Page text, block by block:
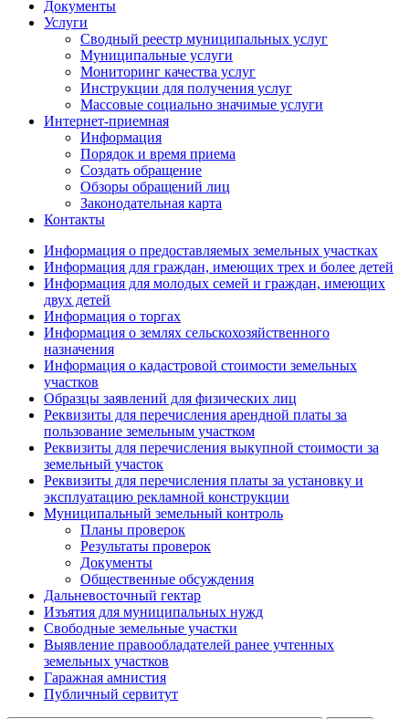
Документы
Услуги
Сводный реестр муниципальных услуг
Муниципальные услуги
Мониторинг качества услуг
Инструкции для получения услуг
Массовые социально значимые услуги
Интернет-приемная
Информация
Порядок и время приема
Создать обращение
Обзоры обращений лиц
Законодательная карта
Контакты
Информация о предоставляемых земельных участках
Информация для граждан, имеющих трех и более детей
Информация для молодых семей и граждан, имеющих
двух детей
Информация о торгах
Информация о землях сельскохозяйственного
назначения
Информация о кадастровой стоимости земельных
участков
Образцы заявлений для физических лиц
Реквизиты для перечисления арендной платы за
пользование земельным участком
Реквизиты для перечисления выкупной стоимости за
земельный участок
Реквизиты для перечисления платы за установку и
эксплуатацию рекламной конструкции
Муниципальный земельный контроль
Планы проверок
Результаты проверок
Документы
Общественные обсуждения
Дальневосточный гектар
Изъятия для муниципальных нужд
Свободные земельные участки
Выявление правообладателей ранее учтенных
земельных участков
Гаражная амнистия
Публичный сервитут